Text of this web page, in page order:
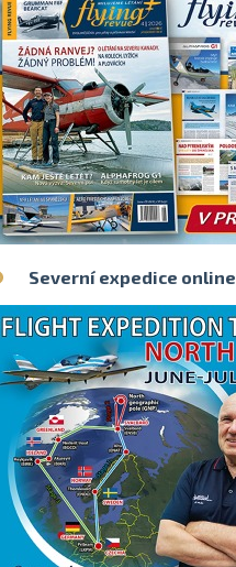
Severní expedice online